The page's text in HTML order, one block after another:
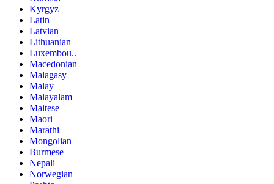
Kyrgyz
Latin
Latvian
Lithuanian
Luxembou..
Macedonian
Malagasy
Malay
Malayalam
Maltese
Maori
Marathi
Mongolian
Burmese
Nepali
Norwegian